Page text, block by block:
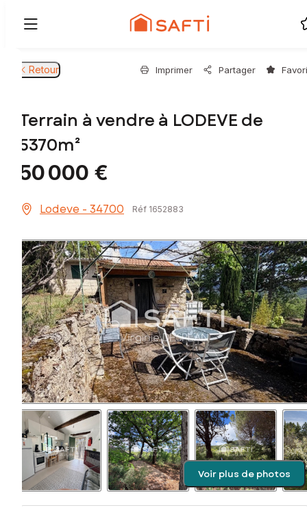
Retour Imprimer Partager
Terrain à vendre à LODEVE de
5370m²
50 000 €
Lodeve - 34700 Réf 1652883
Voir plus de photos